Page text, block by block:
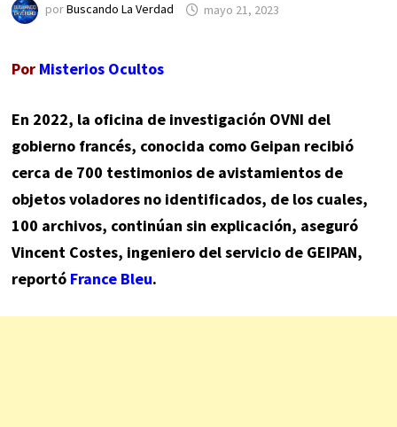
porBuscando La Verdad mayo 21, 2023
Por Misterios Ocultos
En 2022, la oficina de investigación OVNI del
gobierno francés, conocida como Geipan recibió
cerca de 700 testimonios de avistamientos de
objetos voladores no identificados, de los cuales,
100 archivos, continúan sin explicación, aseguró
Vincent Costes, ingeniero del servicio de GEIPAN,
reportó France Bleu.